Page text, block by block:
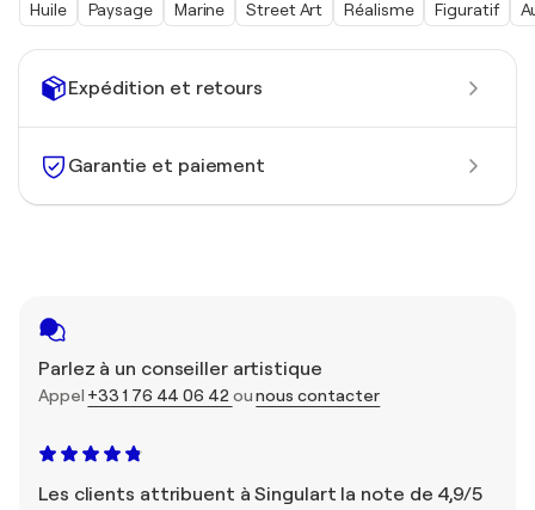
Expédition et retours
Garantie et paiement
Parlez à un conseiller artistique
Appel +33 1 76 44 06 42 ounous contacter
Les clients attribuent à Singulart la note de 4,9/5
Huile Paysage Marine Street Art Réalisme Figuratif